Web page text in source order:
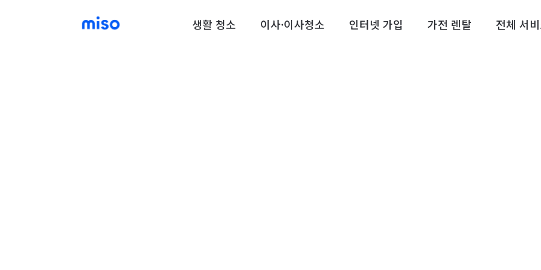
생활 청소 이사·이사청소 인터넷 가입 가전 렌탈 전체 서